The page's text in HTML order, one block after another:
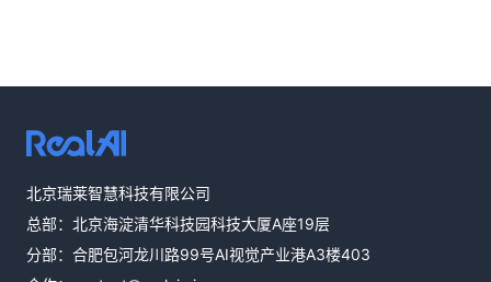
北京瑞莱智慧科技有限公司
总部：北京海淀清华科技园科技大厦A座19层
分部：合肥包河龙川路99号AI视觉产业港A3楼403
邮件咨询
contact@realai.ai